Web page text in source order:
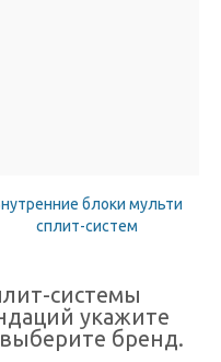
блоки мульти
сплит-систем
системы
укажите
бренд.